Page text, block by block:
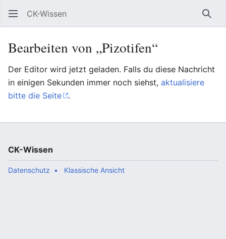
CK-Wissen
Bearbeiten von „Pizotifen“
Der Editor wird jetzt geladen. Falls du diese Nachricht
in einigen Sekunden immer noch siehst, aktualisiere
bitte die Seite
.
CK-Wissen
Datenschutz Klassische Ansicht